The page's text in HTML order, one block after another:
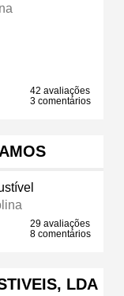
42 avaliações
3 comentários
29 avaliações
8 comentários
LDA